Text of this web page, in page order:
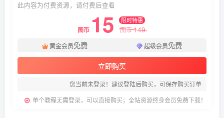
此内容为付费资源，请付费后查看
图币 15 限时特惠
图币149
黄金会员免费 超级会员免费
立即购买
您当前未登录！建议登陆后购买，可保存购买订单
单个教程无需登录，可以直接购买；全站资源终身会员免费下载！